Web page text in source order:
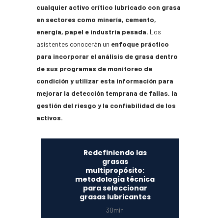
cualquier activo crítico lubricado con grasa
en sectores como minería, cemento,
energía, papel e industria pesada. Los
asistentes conocerán un enfoque práctico
para incorporar el análisis de grasa dentro
de sus programas de monitoreo de
condición y utilizar esta información para
mejorar la detección temprana de fallas, la
gestión del riesgo y la confiabilidad de los
activos.
Redefiniendo las
grasas
multipropósito:
metodología técnica
para seleccionar
grasas lubricantes
30min